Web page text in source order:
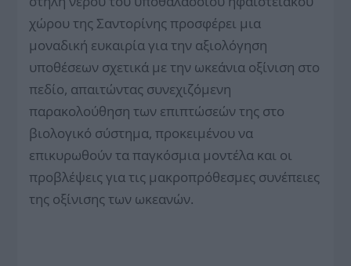
χώρου της Σαντορίνης προσφέρει μια
μοναδική ευκαιρία για την αξιολόγηση
υποθέσεων σχετικά με την ωκεάνια οξίνιση στο
πεδίο, απαιτώντας συνεχιζόμενη
παρακολούθηση των επιπτώσεών της στο
βιολογικό σύστημα, προκειμένου να
επικυρωθούν τα παγκόσμια μοντέλα και οι
προβλέψεις για τις μακροπρόθεσμες συνέπειες
της οξίνισης των ωκεανών.